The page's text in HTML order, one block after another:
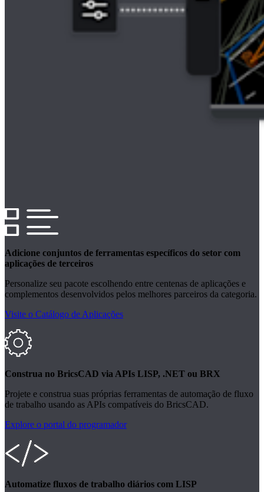
Adicione conjuntos de ferramentas específicos do setor com
aplicações de terceiros
Personalize seu pacote escolhendo entre centenas de aplicações e
complementos desenvolvidos pelos melhores parceiros da categoria.
Visite o Catálogo de Aplicações
Construa no BricsCAD via APIs LISP, .NET ou BRX
Projete e construa suas próprias ferramentas de automação de fluxo
de trabalho usando as APIs compatíveis do BricsCAD.
Explore o portal do programador
Automatize fluxos de trabalho diários com LISP